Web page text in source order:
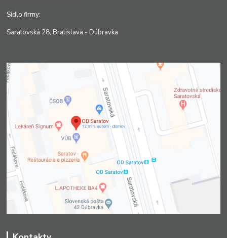
Sídlo firmy:
Saratovská 28, Bratislava - Dúbravka